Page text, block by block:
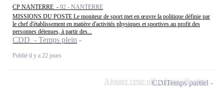
CP NANTERRE - 92 - NANTERRE
MISSIONS DU POSTE Le moniteur de sport met en œuvre la politique définie par
le chef d'établissement en matière d'activités physiques et sportives au profit des
personnes détenues, à partir des...
CDD - Temps plein
Publié il y a 22 jours
CDITemps partiel
Ajouter cette offre à ma sélection